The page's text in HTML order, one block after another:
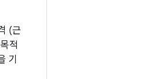
(근
적
기